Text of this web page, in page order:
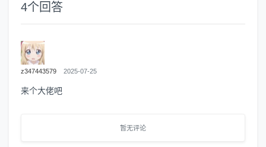
4个回答
z347443579 2025-07-25
来个大佬吧
暂无评论